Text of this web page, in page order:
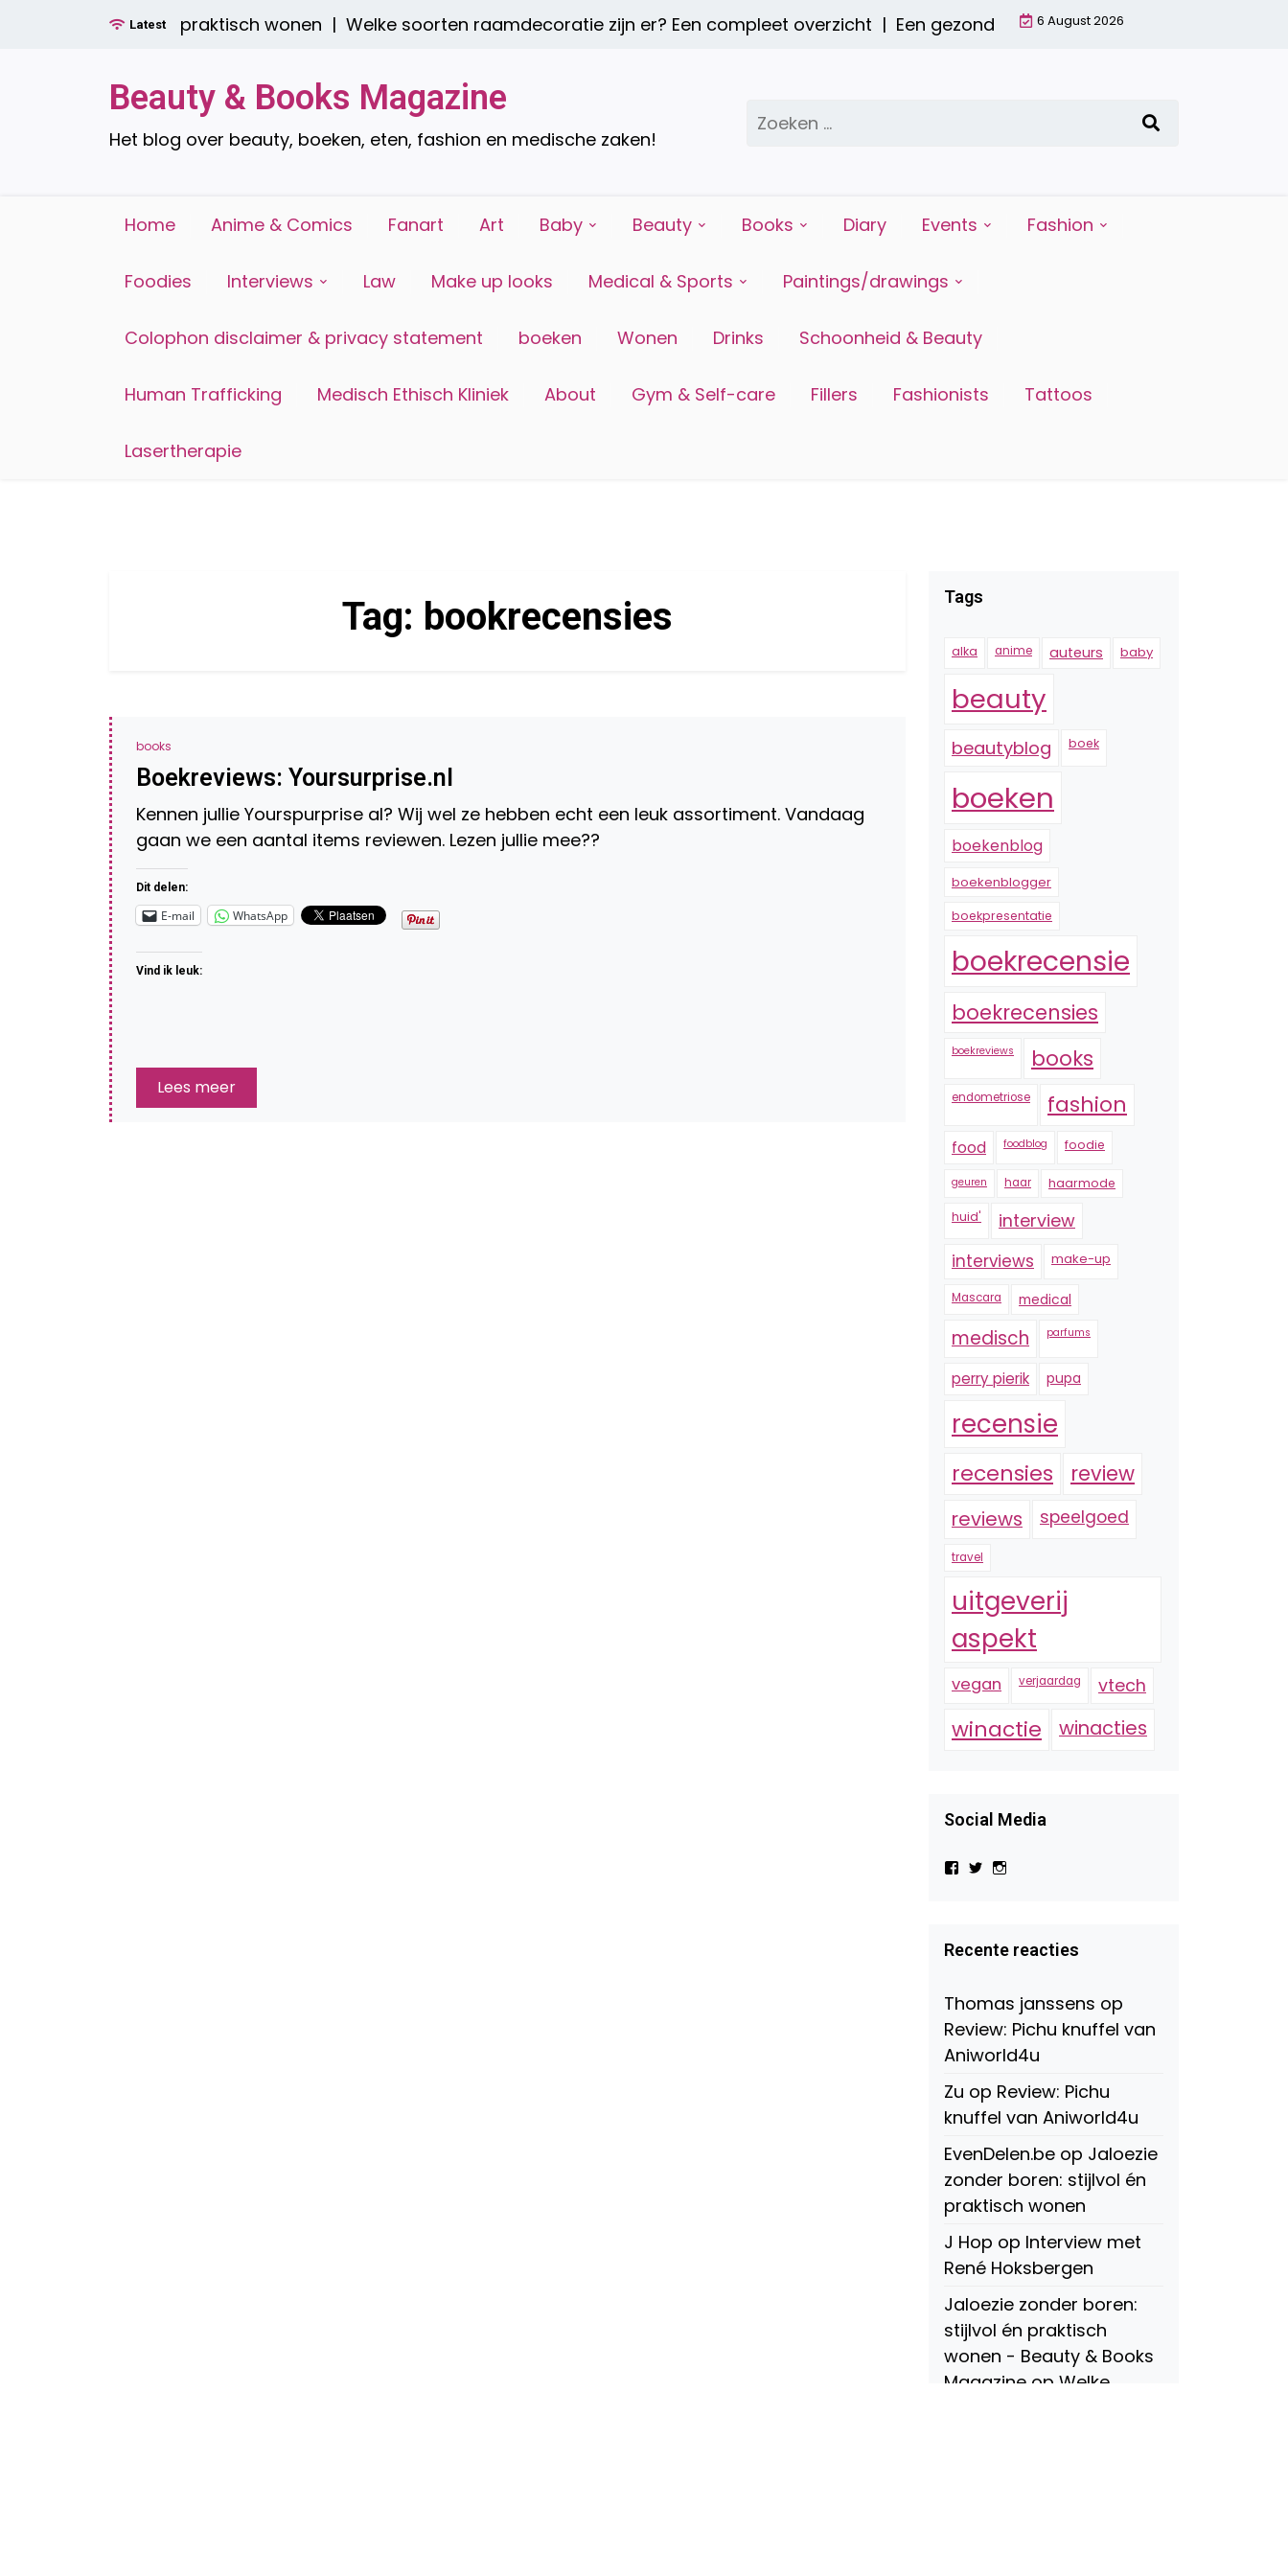
Latest
boren: stijlvol én praktisch wonen | Welke soorten raamdecoratie zijn er? Een compleet overzicht | Een gezond ontbijt met een smoothie:
6 August 2026
Beauty & Books Magazine
Het blog over beauty, boeken, eten, fashion en medische zaken!
Zoeken
naar:
Home Anime & Comics Fanart Art Baby Beauty Books Diary Events Fashion
Foodies Interviews Law Make up looks Medical & Sports Paintings/drawings
Colophon disclaimer & privacy statement boeken Wonen Drinks Schoonheid & Beauty
Human Trafficking Medisch Ethisch Kliniek About Gym & Self-care Fillers Fashionists Tattoos
Lasertherapie
Tag: bookrecensies
books
Boekreviews: Yoursurprise.nl
Kennen jullie Yourspurprise al? Wij wel ze hebben echt een leuk assortiment. Vandaag
gaan we een aantal items reviewen. Lezen jullie mee??
Dit delen:
E-mail WhatsApp
Vind ik leuk:
Lees meer
Tags
alka anime auteurs baby
beauty
beautyblog boek
boeken
boekenblog
boekenblogger
boekpresentatie
boekrecensie
boekrecensies
boekreviews books
endometriose fashion
food foodblog foodie
geuren haar haarmode
huid' interview
interviews make-up
Mascara medical
medisch parfums
perry pierik pupa
recensie
recensies review
reviews speelgoed
travel
uitgeverij
aspekt
vegan verjaardag vtech
winactie winacties
Social Media
Bekijk
Beauty-
147775071915783/?
Facebook
Bekijk
op
Twitter
op
Instagram
Recente reacties
Thomas janssens op
Review: Pichu knuffel van
Aniworld4u
Zu op Review: Pichu
knuffel van Aniworld4u
EvenDelen.be op Jaloezie
zonder boren: stijlvol én
praktisch wonen
J Hop op Interview met
René Hoksbergen
Jaloezie zonder boren:
stijlvol én praktisch
wonen - Beauty & Books
Magazine op Welke